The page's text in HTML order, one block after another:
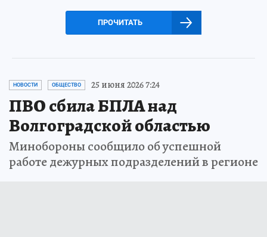
ПРОЧИТАТЬ
НОВОСТИ ОБЩЕСТВО 25 июня 2026 7:24
ПВО сбила БПЛА над
Волгоградской областью
Минобороны сообщило об успешной
работе дежурных подразделений в регионе